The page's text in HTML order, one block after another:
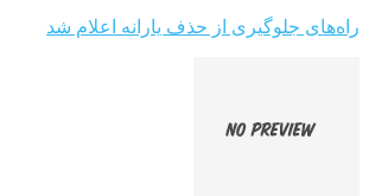
راه‌های جلوگیری از حذف یارانه اعلام شد